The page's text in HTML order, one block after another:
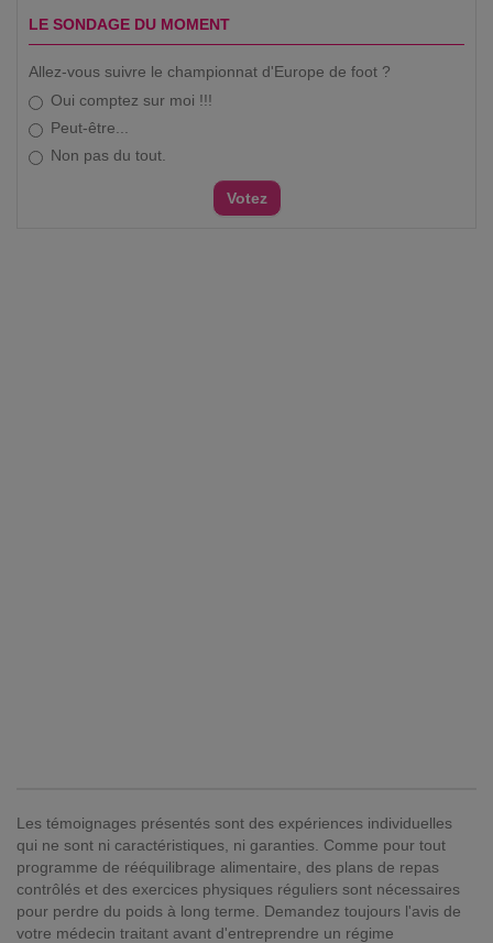
LE SONDAGE DU MOMENT
Allez-vous suivre le championnat d'Europe de foot ?
Oui comptez sur moi !!!
Peut-être...
Non pas du tout.
Les témoignages présentés sont des expériences individuelles
qui ne sont ni caractéristiques, ni garanties. Comme pour tout
programme de rééquilibrage alimentaire, des plans de repas
contrôlés et des exercices physiques réguliers sont nécessaires
pour perdre du poids à long terme. Demandez toujours l'avis de
votre médecin traitant avant d'entreprendre un régime